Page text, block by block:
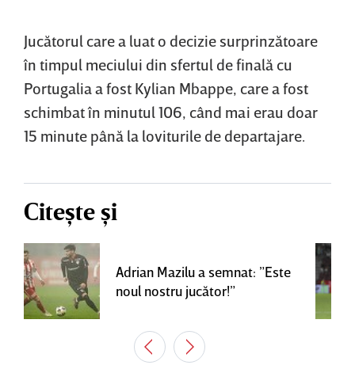
Jucătorul care a luat o decizie surprinzătoare
în timpul meciului din sfertul de finală cu
Portugalia a fost Kylian Mbappe, care a fost
schimbat în minutul 106, când mai erau doar
15 minute până la loviturile de departajare.
Citește și
Adrian Mazilu a semnat: ”Este
noul nostru jucător!”